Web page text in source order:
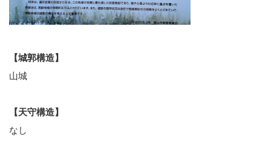
【城郭構造】
山城
【天守構造】
なし